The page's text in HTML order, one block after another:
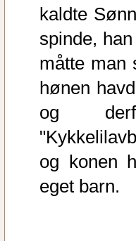
kaldte
spinde,
måtte man
hønen
og
og konen
eget barn.